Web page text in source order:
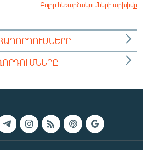
Բոլոր հեռարձակումների արխիվը